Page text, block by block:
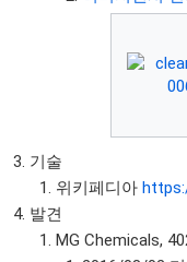
기술
위키페디아
발견
MG Chemicals,